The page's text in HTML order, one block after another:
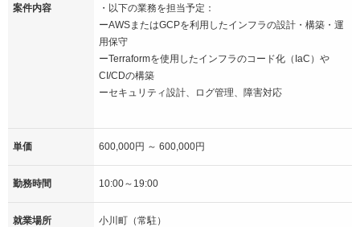
案件内容
・以下の業務を担当予定：
ーAWSまたはGCPを利用したインフラの設計・構築・運
用保守
ーTerraformを使用したインフラのコード化（IaC）や
CI/CDの構築
ーセキュリティ設計、ログ管理、障害対応
単価 600,000円 ～ 600,000円
勤務時間 10:00～19:00
就業場所 小川町（常駐）